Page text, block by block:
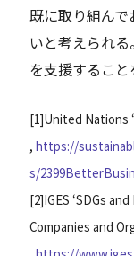
既に取り組ん
いと考えられ
を支援すること
[1]United Nations
,https://
s/
[2]IGES ‘SDGs
Companies and